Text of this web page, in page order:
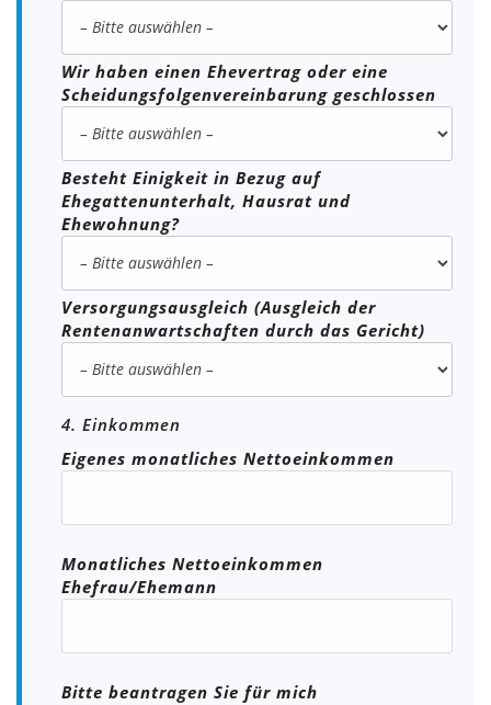
Wir haben einen Ehevertrag oder eine
Scheidungsfolgenvereinbarung geschlossen
Besteht Einigkeit in Bezug auf
Ehegattenunterhalt, Hausrat und
Ehewohnung?
Versorgungsausgleich (Ausgleich der
Rentenanwartschaften durch das Gericht)
4. Einkommen
Eigenes monatliches Nettoeinkommen
Monatliches Nettoeinkommen
Ehefrau/Ehemann
Bitte beantragen Sie für mich